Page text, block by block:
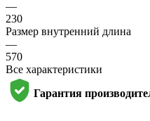
—
230
Размер внутренний длина
—
570
Все характеристики
Гарантия